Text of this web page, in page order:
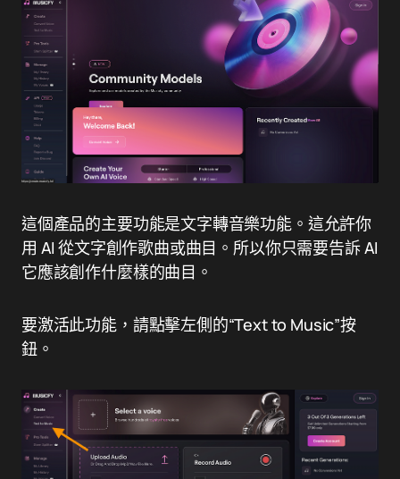
這個產品的主要功能是文字轉音樂功能。這允許你
用 AI 從文字創作歌曲或曲目。所以你只需要告訴 AI
它應該創作什麼樣的曲目。
要激活此功能，請點擊左側的“Text to Music”按
鈕。